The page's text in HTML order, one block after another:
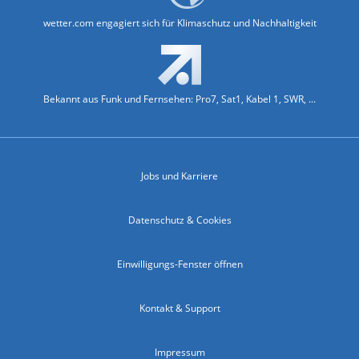
wetter.com engagiert sich für Klimaschutz und Nachhaltigkeit
Bekannt aus Funk und Fernsehen: Pro7, Sat1, Kabel 1, SWR, ...
Jobs und Karriere
Datenschutz & Cookies
Einwilligungs-Fenster öffnen
Kontakt & Support
Impressum